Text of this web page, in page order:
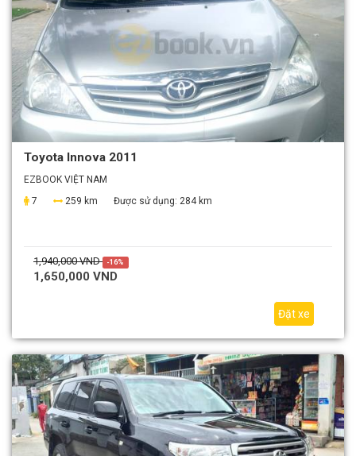
Toyota Innova 2011
EZBOOK VIỆT NAM
7
259 km Được sử dụng: 284 km
1,940,000 VND -16%
1,650,000 VND
Đặt xe